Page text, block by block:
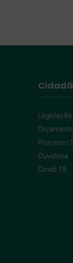
Legislação
Processo
Ouvidoria
Covid-19